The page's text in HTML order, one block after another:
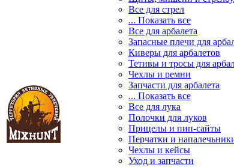
Все для стрел
... Показать все
Все для арбалета
Запасные плечи для
Киверы для арбалетов
Тетивы и тросы для
Чехлы и ремни
Запчасти для арбалета
... Показать все
Все для лука
Полочки для луков
Прицелы и пип-сайты
Перчатки и
Чехлы и кейсы
Уход и запчасти